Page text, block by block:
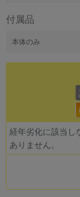
付属品
本体のみ
経年劣化に該当し
ありません。
ランク
商品状態の絞り込み
メモリ